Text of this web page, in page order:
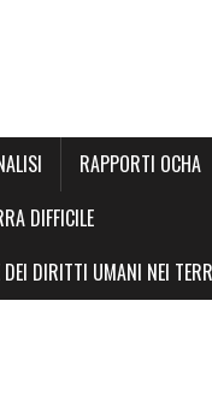
RAPPORTI OCHA
DIFFICILE
DIRITTI UMANI NEI